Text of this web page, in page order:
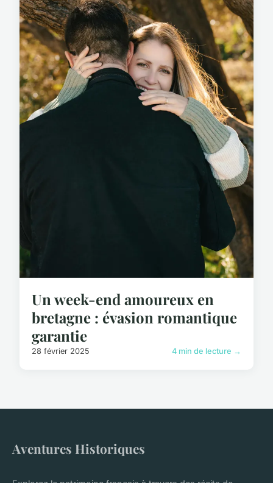
Un week-end amoureux en
bretagne : évasion romantique
garantie
28 février 2025 4 min de lecture →
Aventures Historiques